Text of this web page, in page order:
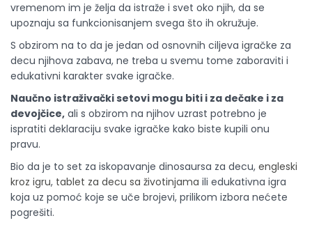
vremenom im je želja da istraže i svet oko njih, da se
upoznaju sa funkcionisanjem svega što ih okružuje.
S obzirom na to da je jedan od osnovnih ciljeva igračke za
decu njihova zabava, ne treba u svemu tome zaboraviti i
edukativni karakter svake igračke.
Naučno istraživački setovi mogu biti i za dečake i za
devojčice, ali s obzirom na njihov uzrast potrebno je
ispratiti deklaraciju svake igračke kako biste kupili onu
pravu.
Bio da je to set za iskopavanje dinosaursa za decu, engleski
kroz igru, tablet za decu sa životinjama ili edukativna igra
koja uz pomoć koje se uče brojevi, prilikom izbora nećete
pogrešiti.